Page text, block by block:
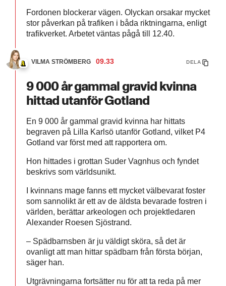
Fordonen blockerar vägen. Olyckan orsakar mycket
stor påverkan på trafiken i båda riktningarna, enligt
trafikverket. Arbetet väntas pågå till 12.40.
VILMA STRÖMBERG 09.33 DELA
9 000 år gammal gravid kvinna
hittad utanför Gotland
En 9 000 år gammal gravid kvinna har hittats
begraven på Lilla Karlsö utanför Gotland, vilket P4
Gotland var först med att rapportera om.
Hon hittades i grottan Suder Vagnhus och fyndet
beskrivs som världsunikt.
I kvinnans mage fanns ett mycket välbevarat foster
som sannolikt är ett av de äldsta bevarade fostren i
världen, berättar arkeologen och projektledaren
Alexander Roesen Sjöstrand.
– Spädbarnsben är ju väldigt sköra, så det är
ovanligt att man hittar spädbarn från första början,
säger han.
Utgrävningarna fortsätter nu för att ta reda på mer